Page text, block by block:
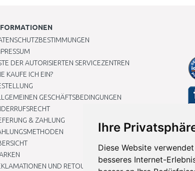
Ihre
Diese Website
besseres Internet-
DER AUTORISIERTEN SERVICEZENTREN
KAUFE ICH EIN?
GESCHÄFTSBEDINGUNGEN
& ZAHLUNG
UND RETOUREN